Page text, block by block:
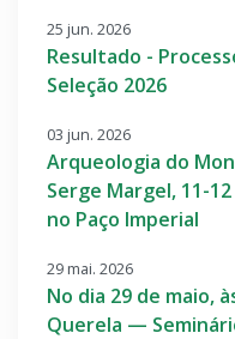
25 jun. 2026
Resultado -
Seleção 2026
03 jun. 2026
Arqueologia do
Serge Margel, 11-
no Paço Imperial
29 mai. 2026
No dia 29 de maio,
Querela —